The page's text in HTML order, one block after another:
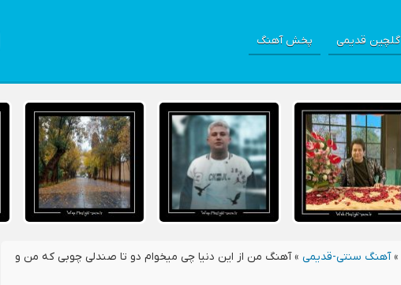
گلچین قدیمی پخش آهنگ
»آهنگ سنتی-قدیمی »آهنگ من از اين دنيا چی ميخوام دو تا صندلی چوبی که من و